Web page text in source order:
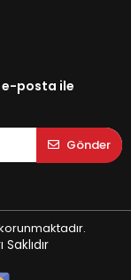
e-posta ile
Gönder